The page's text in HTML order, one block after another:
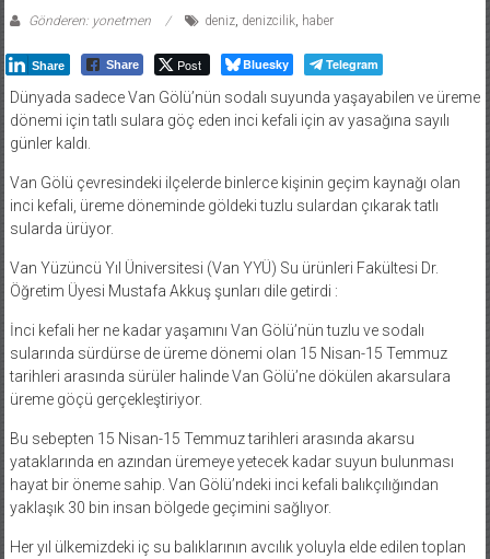
Gönderen: yonetmen deniz, denizcilik, haber
Share Share Post Bluesky Telegram
Dünyada sadece Van Gölü’nün sodalı suyunda yaşayabilen ve üreme
dönemi için tatlı sulara göç eden inci kefali için av yasağına sayılı
günler kaldı.
Van Gölü çevresindeki ilçelerde binlerce kişinin geçim kaynağı olan
inci kefali, üreme döneminde göldeki tuzlu sulardan çıkarak tatlı
sularda ürüyor.
Van Yüzüncü Yıl Üniversitesi (Van YYÜ) Su ürünleri Fakültesi Dr.
Öğretim Üyesi Mustafa Akkuş şunları dile getirdi :
İnci kefali her ne kadar yaşamını Van Gölü’nün tuzlu ve sodalı
sularında sürdürse de üreme dönemi olan 15 Nisan-15 Temmuz
tarihleri arasında sürüler halinde Van Gölü’ne dökülen akarsulara
üreme göçü gerçekleştiriyor.
Bu sebepten 15 Nisan-15 Temmuz tarihleri arasında akarsu
yataklarında en azından üremeye yetecek kadar suyun bulunması
hayat bir öneme sahip. Van Gölü’ndeki inci kefali balıkçılığından
yaklaşık 30 bin insan bölgede geçimini sağlıyor.
Her yıl ülkemizdeki iç su balıklarının avcılık yoluyla elde edilen toplan